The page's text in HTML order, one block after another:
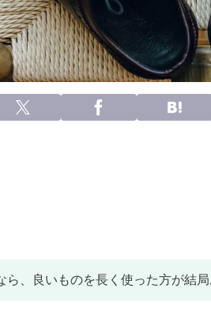
ら、良いものを長く使った方が結局